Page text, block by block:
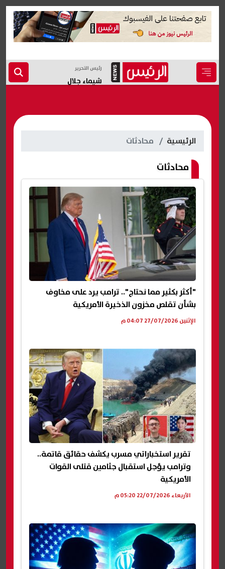
رئيس التحرير
شيماء جلال
الرئيسية محادثات
محادثات
"أكثر بكثير مما نحتاج".. ترامب يرد على مخاوف
بشأن تقلص مخزون الذخيرة الأمريكية
الإثنين 27/07/2026 04:07 م
تقرير استخباراتي مسرب يكشف حقائق قاتمة..
وترامب يؤجل استقبال جثامين قتلى القوات
الأمريكية
الأربعاء 22/07/2026 05:20 م